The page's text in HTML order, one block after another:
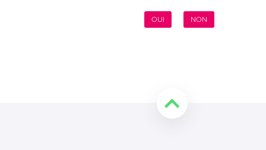
NON
OUI